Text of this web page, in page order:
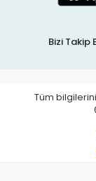
Bizi Takip
Tüm